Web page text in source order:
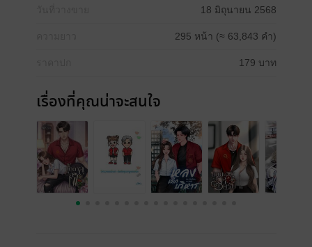
18 มิถุนายน 2568
295 หน้า (≈ 63,843 คำ)
179 บาท
เรื่องที่คุณน่าจะสนใจ